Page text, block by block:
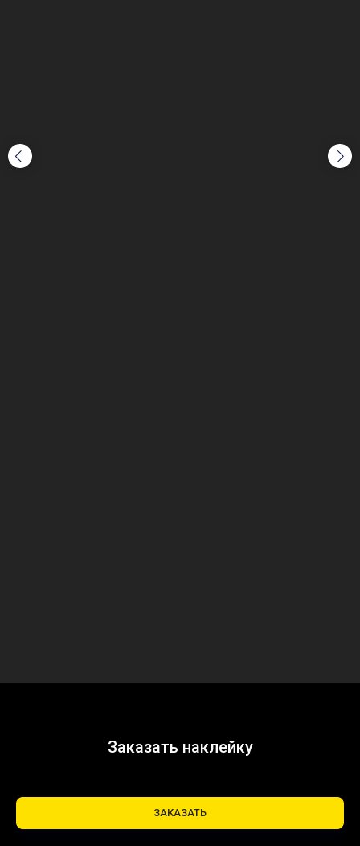
Заказать наклейку
ЗАКАЗАТЬ